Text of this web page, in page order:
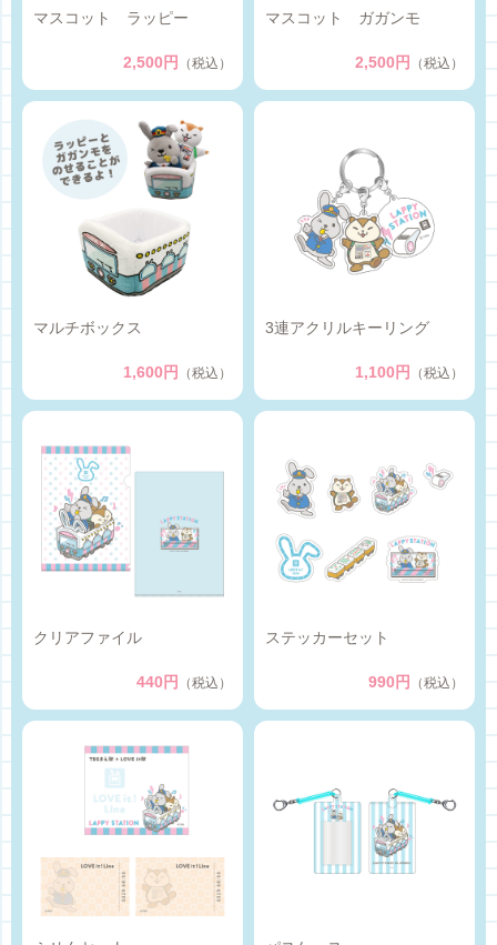
マスコット ラッピー
2,500円 （税込）
マスコット ガガンモ
2,500円 （税込）
マルチボックス
1,600円 （税込）
3連アクリルキーリング
1,100円 （税込）
クリアファイル
440円 （税込）
ステッカーセット
990円 （税込）